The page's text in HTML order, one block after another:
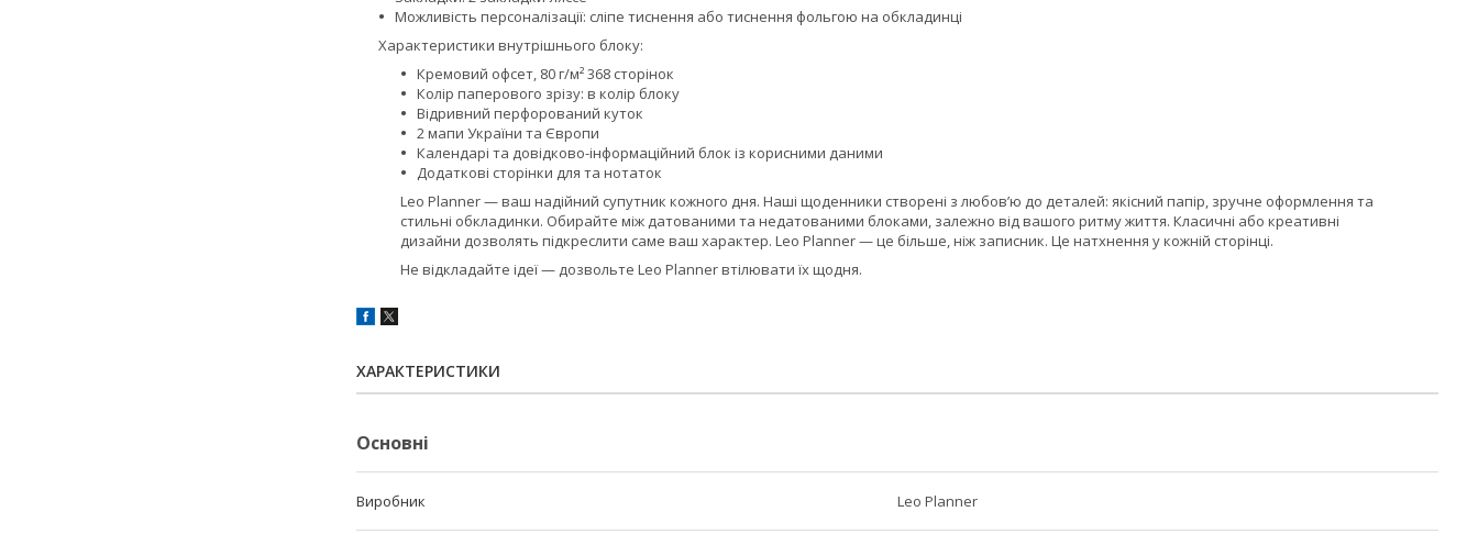
Можливість персоналізації: сліпе тиснення або тиснення фольгою на обкладинці
Характеристики внутрішнього блоку:
Кремовий офсет, 80 г/м² 368 сторінок
Колір паперового зрізу: в колір блоку
Відривний перфорований куток
2 мапи України та Європи
Календарі та довідково-інформаційний блок із корисними даними
Додаткові сторінки для та нотаток
Leo Planner — ваш надійний супутник кожного дня. Наші щоденники створені з любов’ю до деталей: якісний папір, зручне оформлення та
стильні обкладинки. Обирайте між датованими та недатованими блоками, залежно від вашого ритму життя. Класичні або креативні
дизайни дозволять підкреслити саме ваш характер. Leo Planner — це більше, ніж записник. Це натхнення у кожній сторінці.
Не відкладайте ідеї — дозвольте Leo Planner втілювати їх щодня.
ХАРАКТЕРИСТИКИ
Основні
Виробник Leo Planner